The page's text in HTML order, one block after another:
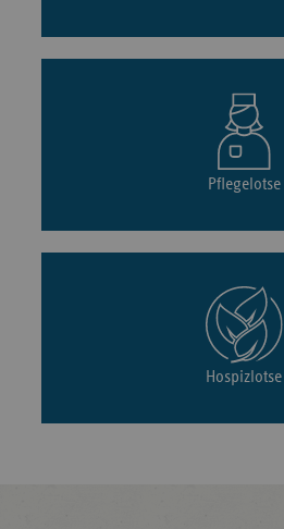
Pflegelotse
Hospizlotse